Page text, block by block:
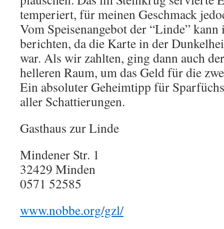
temperiert, für meinen Geschmack
Vom Speisenangebot der “Linde”
berichten, da die Karte in der
war. Als wir zahlten, ging dann auch
helleren Raum, um das Geld für die
Ein absoluter Geheimtipp für
aller Schattierungen.
Gasthaus zur Linde
Mindener Str. 1
32429 Minden
0571 52585
www.nobbe.org/gzl/